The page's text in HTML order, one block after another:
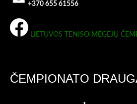
+370 655 61556
LIETUVOS TENISO MĖGĖJŲ
ČEMPIONATO